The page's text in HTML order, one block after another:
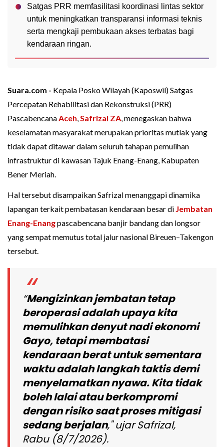
Satgas PRR memfasilitasi koordinasi lintas sektor
untuk meningkatkan transparansi informasi teknis
serta mengkaji pembukaan akses terbatas bagi
kendaraan ringan.
Suara.com - Kepala Posko Wilayah (Kaposwil) Satgas
Percepatan Rehabilitasi dan Rekonstruksi (PRR)
PascabencanaAceh,Safrizal ZA, menegaskan bahwa
keselamatan masyarakat merupakan prioritas mutlak yang
tidak dapat ditawar dalam seluruh tahapan pemulihan
infrastruktur di kawasan Tajuk Enang-Enang, Kabupaten
Bener Meriah.
Hal tersebut disampaikan Safrizal menanggapi dinamika
lapangan terkait pembatasan kendaraan besar di Jembatan
Enang-Enangpascabencana banjir bandang dan longsor
yang sempat memutus total jalur nasional Bireuen–Takengon
tersebut.
“Mengizinkan jembatan tetap
beroperasi adalah upaya kita
memulihkan denyut nadi ekonomi
Gayo, tetapi membatasi
kendaraan berat untuk sementara
waktu adalah langkah taktis demi
menyelamatkan nyawa. Kita tidak
boleh lalai atau berkompromi
dengan risiko saat proses mitigasi
sedang berjalan," ujar Safrizal,
Rabu (8/7/2026).